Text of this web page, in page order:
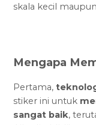
skala kecil
Mengapa
Pertama,
stiker ini untuk
sangat baik,